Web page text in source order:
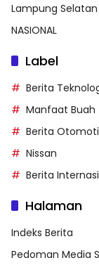
Lampung Selatan
NASIONAL
Label
Berita
Manfaat Buah
Berita
Nissan
Berita
Halaman
Indeks Berita
Pedoman Media